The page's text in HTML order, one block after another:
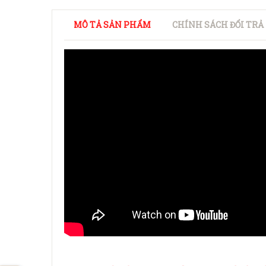
MÔ TẢ SẢN PHẨM CHÍNH SÁCH ĐỔI TRẢ